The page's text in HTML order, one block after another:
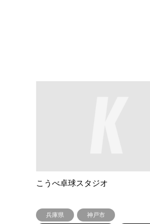
こうべ卓球スタジオ
兵庫県
神戸市